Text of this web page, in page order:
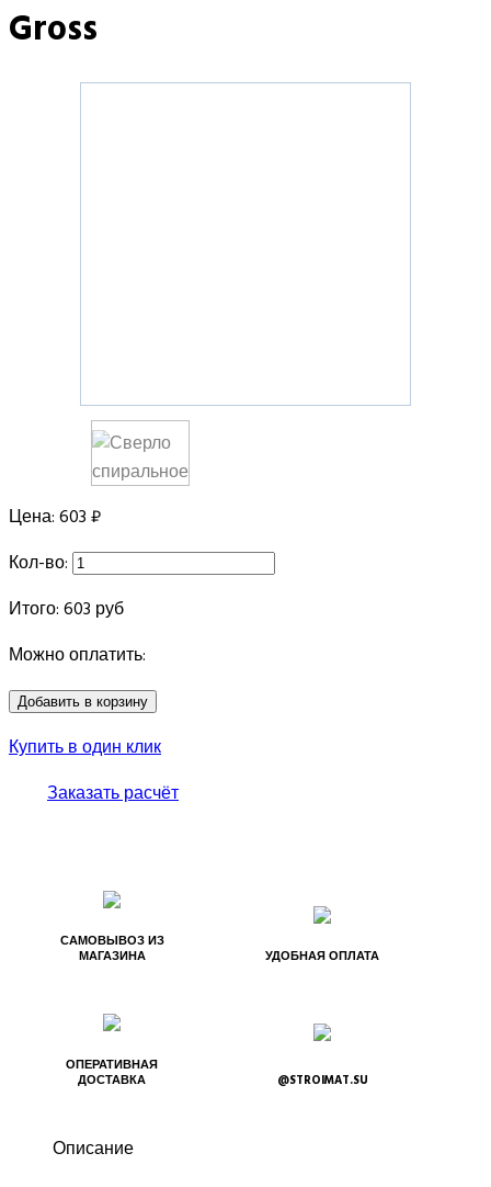
Gross
Цена:603 ₽
Кол-во:
Итого:603 руб
Можно оплатить:
Купить в один клик
Заказать расчёт
САМОВЫВОЗ ИЗ
МАГАЗИНА
УДОБНАЯ ОПЛАТА
ОПЕРАТИВНАЯ
ДОСТАВКА
@STROIMAT.SU
Описание